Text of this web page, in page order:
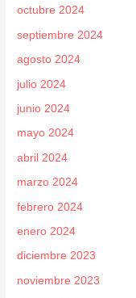
octubre 2024
septiembre 2024
agosto 2024
julio 2024
junio 2024
mayo 2024
abril 2024
marzo 2024
febrero 2024
enero 2024
diciembre 2023
noviembre 2023